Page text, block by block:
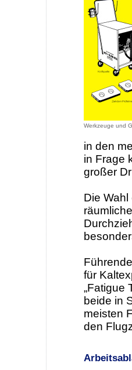
Werkzeuge und
in den
in Frage
großer
Die
für
„Fatigue
beide in
meisten
den